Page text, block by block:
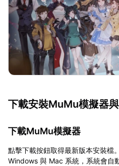
下載安裝MuMu模擬器
下載MuMu模擬器
點擊下載按鈕取得最新版本安裝檔
Windows 與 Mac 系統，系統會自